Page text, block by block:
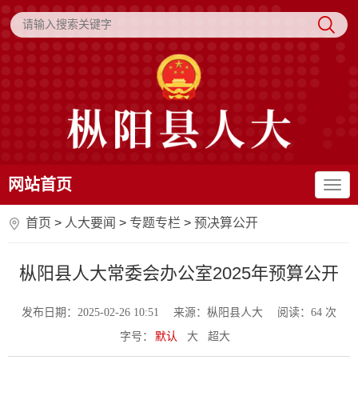
网站首页
首页 > 人大要闻 > 专题专栏 > 预决算公开
枞阳县人大常委会办公室2025年预算公开
发布日期：2025-02-26 10:51 来源：枞阳县人大 阅读： 64 次
字号：
默认 大 超大